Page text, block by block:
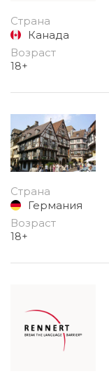
Страна
Канада
Возраст
18+
Страна
Германия
Возраст
18+